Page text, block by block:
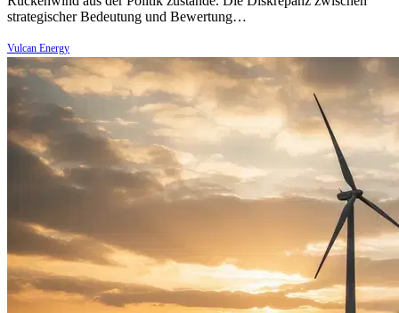
strategischer Bedeutung und Bewertung…
Vulcan Energy